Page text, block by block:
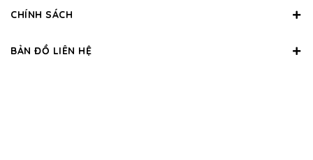
CHÍNH SÁCH
BẢN ĐỒ LIÊN HỆ